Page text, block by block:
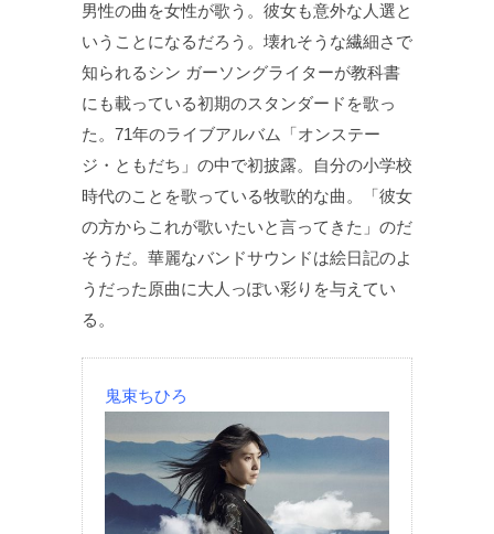
男性の曲を女性が歌う。彼女も意外な人選と
いうことになるだろう。壊れそうな繊細さで
知られるシン ガーソングライターが教科書
にも載っている初期のスタンダードを歌っ
た。71年のライブアルバム「オンステー
ジ・ともだち」の中で初披露。自分の小学校
時代のことを歌っている牧歌的な曲。「彼女
の方からこれが歌いたいと言ってきた」のだ
そうだ。華麗なバンドサウンドは絵日記のよ
うだった原曲に大人っぽい彩りを与えてい
る。
鬼束ちひろ